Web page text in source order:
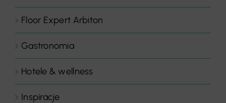
Floor Expert Arbiton
Gastronomia
Hotele & wellness
Inspiracje